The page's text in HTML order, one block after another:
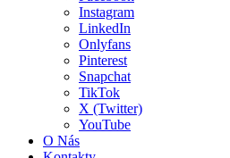
Instagram
LinkedIn
Onlyfans
Pinterest
Snapchat
TikTok
X (Twitter)
YouTube
O Nás